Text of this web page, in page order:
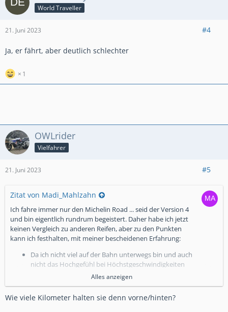
World Traveller
21. Juni 2023 #4
Ja, er fährt, aber deutlich schlechter
1
OWLrider
Vielfahrer
21. Juni 2023 #5
Zitat von Madi_Mahlzahn
Ich fahre immer nur den Michelin Road ... seid der Version 4
und bin eigentlich rundrum begeistert. Daher habe ich jetzt
keinen Vergleich zu anderen Reifen, aber zu den Punkten
kann ich festhalten, mit meiner bescheidenen Erfahrung:
Da ich nicht viel auf der Bahn unterwegs bin und auch
nicht das Hochgefühl bei Höchstgeschwindigkeiten
habe, kann ich dazu nichts sagen. Ich bewege mich
lieber sehr zügig auf kurvige Straßen
Ich hatte noch nie das Gefühl mit dem Reifen
Alles anzeigen
Wie viele Kilometer halten sie denn vorne/hinten?